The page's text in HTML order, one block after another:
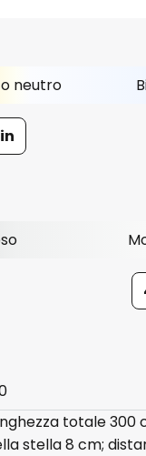
neutro
totale 300
stella 8 cm;